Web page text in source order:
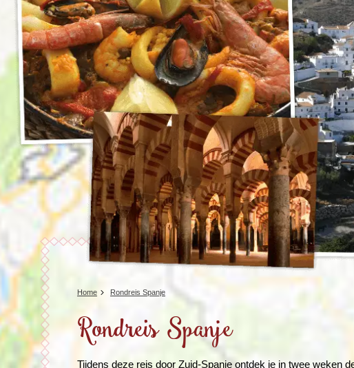
Wandelreis (1)
Cultuur (3)
Natuur (6)
Nieuwe reizen
Voodoo in Benin en Togo, 16
dagen
Egypte
Ghana
Kaapverdië
Kenia
Madagaskar
Malawi
Marokko
Mauritius
Sao Tomé en
Swaziland
Tanzania
Togo
Zambia
Zanzibar
Zimbabwe
Zuid-Afrika
Cultuur (9)
Natuur (13)
Bolivia
Brazilië
Chili
Colombia
Costa Rica
Cuba
Ecuador
El Salvador
Home Rondreis Spanje
Rondreis Spanje
Tijdens deze reis door Zuid-Spanje ontdek je in twee weken